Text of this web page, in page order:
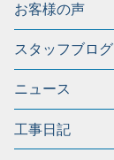
お客様の声
スタッフブログ
ニュース
工事日記